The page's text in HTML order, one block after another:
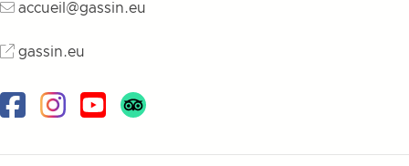
accueil@gassin.eu
gassin.eu
FacebookInstagramYoutube